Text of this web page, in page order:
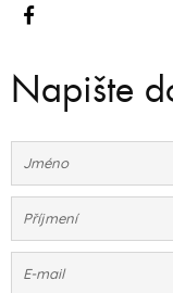
Napište